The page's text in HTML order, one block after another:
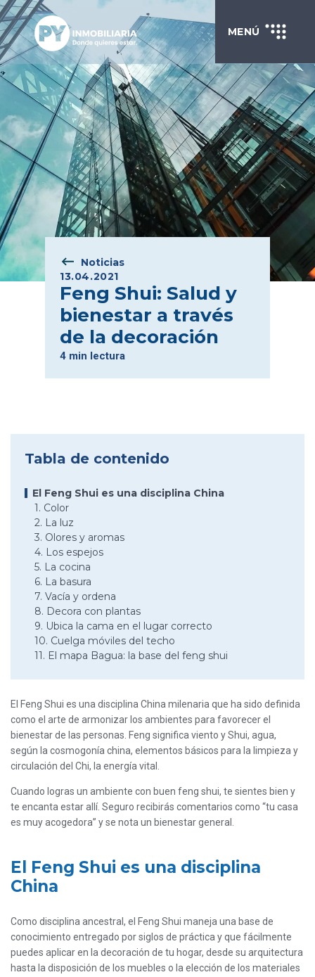
MENÚ
Noticias
13.04.2021
Feng Shui: Salud y
bienestar a través
de la decoración
4 min lectura
Tabla de contenido
El Feng Shui es una disciplina China
1. Color
2. La luz
3. Olores y aromas
4. Los espejos
5. La cocina
6. La basura
7. Vacía y ordena
8. Decora con plantas
9. Ubica la cama en el lugar correcto
10. Cuelga móviles del techo
11. El mapa Bagua: la base del feng shui
El Feng Shui es una disciplina China milenaria que ha sido definida
como el arte de armonizar los ambientes para favorecer el
bienestar de las personas. Feng significa viento y Shui, agua,
según la cosmogonía china, elementos básicos para la limpieza y
circulación del Chi, la energía vital.
Cuando logras un ambiente con buen feng shui, te sientes bien y
te encanta estar allí. Seguro recibirás comentarios como “tu casa
es muy acogedora” y se nota un bienestar general.
El Feng Shui es una disciplina
China
Como disciplina ancestral, el Feng Shui maneja una base de
conocimiento entregado por siglos de práctica y que fácilmente
puedes aplicar en la decoración de tu hogar, desde su arquitectura
hasta la disposición de los muebles o la elección de los materiales